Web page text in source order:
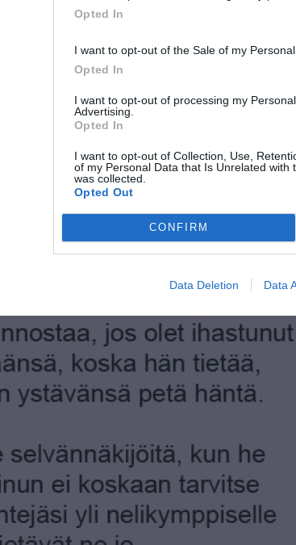
Opted In
I want to opt-out of the Sale of my Personal
Opted In
I want to opt-out of processing my
Advertising.
Opted In
I want to opt-out of Collection, Use,
of my Personal Data that Is Unrelated with
was collected.
Opted Out
CONFIRM
Data Deletion Data